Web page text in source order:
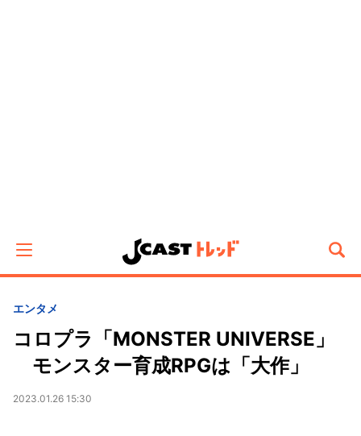
エンタメ
コロプラ「MONSTER UNIVERSE」
モンスター育成RPGは「大作」
2023.01.26 15:30